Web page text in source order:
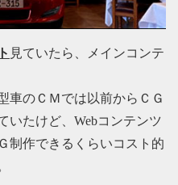
見ていたら、メインコンテ
車のＣＭでは以前からＣＧ
いたけど、Webコンテンツ
制作できるくらいコスト的